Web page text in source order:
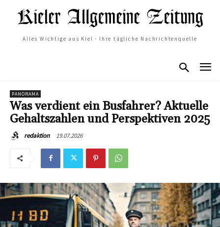
Alles Wichtige aus Kiel - Ihre tägliche Nachrichtenquelle
PANORAMA
Was verdient ein Busfahrer? Aktuelle
Gehaltszahlen und Perspektiven 2025
redaktion 19.07.2026